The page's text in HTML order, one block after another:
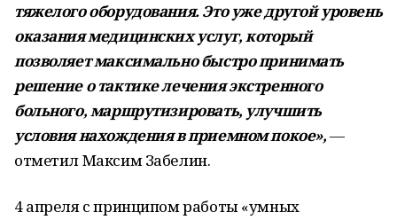
тяжелого оборудования. Это уже другой уровень
оказания медицинских услуг, который
позволяет максимально быстро принимать
решение о тактике лечения экстренного
больного, маршрутизировать, улучшить
условия нахождения в приемном покое»,—
отметил Максим Забелин.
4 апреля с принципом работы «умных